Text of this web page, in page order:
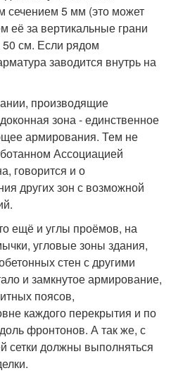
сечением 5 мм (это может
её за вертикальные грани
см. Если рядом
заводится внутрь на
производящие
зона - единственное
армирования. Тем не
Ассоциацией
говорится и о
других зон с возможной
ещё и углы проёмов, на
угловые зоны здания,
стен с другими
и замкнутое армирование,
поясов,
каждого перекрытия и по
фронтонов. А так же, с
должны выполняться